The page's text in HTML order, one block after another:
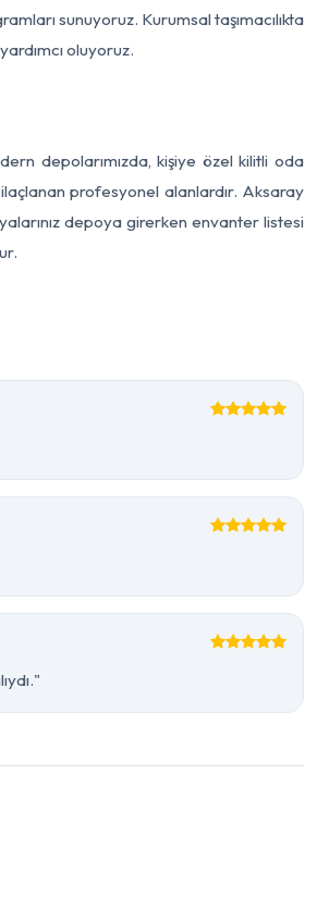
sunuyoruz. Kurumsal taşımacılıkta
oluyoruz.
depolarımızda, kişiye özel kilitli oda
profesyonel alanlardır. Aksaray
depoya girerken envanter listesi